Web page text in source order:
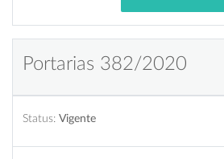
Portarias 382/2020
Status: Vigente